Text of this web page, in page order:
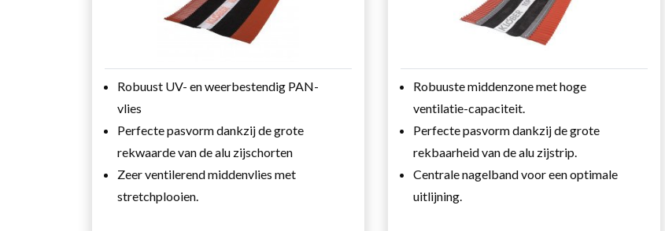
Robuust UV- en weerbestendig PAN-
vlies
Perfecte pasvorm dankzij de grote
rekwaarde van de alu zijschorten
Zeer ventilerend middenvlies met
stretchplooien.
Robuuste middenzone met hoge
ventilatie-capaciteit.
Perfecte pasvorm dankzij de grote
rekbaarheid van de alu zijstrip.
Centrale nagelband voor een optimale
uitlijning.